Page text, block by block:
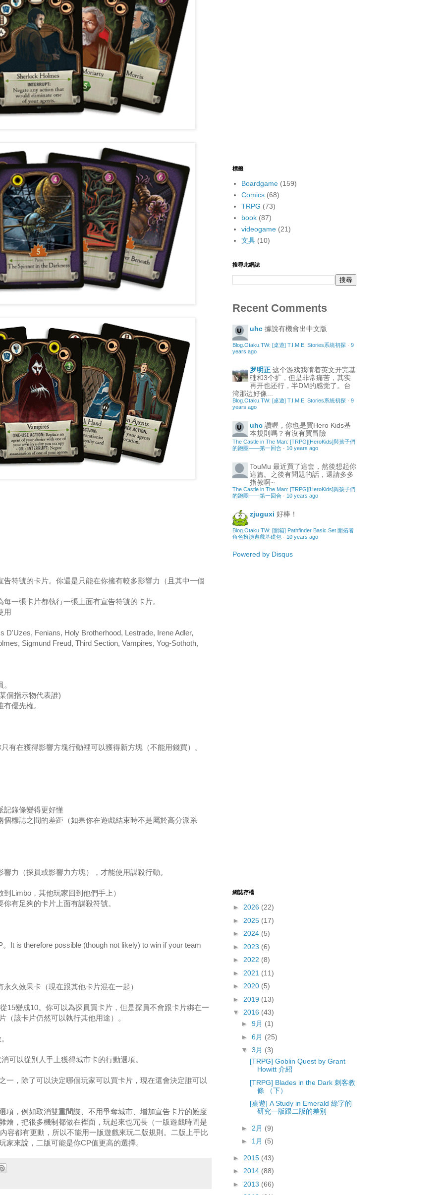
符號的卡片。你還是只能在你擁有較多影響力（且其中一個
一張卡片都執行一張上面有宣告符號的卡片。
用
Fenians, Holy Brotherhood, Lestrade, Irene Adler,
Sigmund Freud, Third Section, Vampires, Yog-Sothoth,
個指示物代表誰)
優先權。
有在獲得影響方塊行動裡可以獲得新方塊（不能用錢買）。
記錄條變得更好懂
標誌之間的差距（如果你在遊戲結束時不是屬於高分派系
力（探員或影響力方塊），才能使用謀殺行動。
Limbo，其他玩家回到他們手上）
有足夠的卡片上面有謀殺符號。
It is therefore possible (though not likely) to win if your team
久效果卡（現在跟其他卡片混在一起）
15變成10。你可以為探員買卡片，但是探員不會跟卡片綁在一
該卡片仍然可以執行其他用途）。
可以從別人手上獲得城市卡的行動選項。
一，除了可以決定哪個玩家可以買卡片，現在還會決定誰可以
項，例如取消雙重間諜、不用爭奪城市、增加宣告卡片的難度
燴，把很多機制都做在裡面，玩起來也冗長（一版遊戲時間是
容都有更動，所以不能用一版遊戲來玩二版規則。二版上手比
來說，二版可能是你CP值更高的選擇。
標籤
Boardgame (159)
Comics (68)
TRPG (73)
book (87)
videogame (21)
文具 (10)
搜尋此網誌
Recent Comments
uhc 據說有機會出中文版
Blog.Otaku.TW: [桌遊] T.I.M.E. Stories系統初探 · 9
years ago
罗明正 这个游戏我啃着英文开完基
础和3个扩，但是非常痛苦，其实
再开也还行，半DM的感觉了。台
湾那边好像...
Blog.Otaku.TW: [桌遊] T.I.M.E. Stories系統初探 · 9
years ago
uhc 讚喔，你也是買Hero Kids基
本規則嗎？有沒有買冒險
The Castle in The Man: [TRPG][HeroKids]與孩子們
的跑團——第一回合 · 10 years ago
TouMu 最近買了這套，然後想起你
這篇。之後有問題的話，還請多多
指教啊~
The Castle in The Man: [TRPG][HeroKids]與孩子們
的跑團——第一回合 · 10 years ago
zjuguxi 好棒！
Blog.Otaku.TW: [開箱] Pathfinder Basic Set 開拓者
角色扮演遊戲基礎包 · 10 years ago
Powered by Disqus
網誌存檔
► 2026 (22)
► 2025 (17)
► 2024 (5)
► 2023 (6)
► 2022 (8)
► 2021 (11)
► 2020 (5)
► 2019 (13)
▼ 2016 (43)
► 9月 (1)
► 6月 (25)
▼ 3月 (3)
[TRPG] Goblin Quest by Grant
Howitt 介紹
[TRPG] Blades in the Dark 刺客教
條 （下）
[桌遊] A Study in Emerald 綠字的
研究一版跟二版的差別
► 2月 (9)
► 1月 (5)
► 2015 (43)
► 2014 (88)
► 2013 (66)